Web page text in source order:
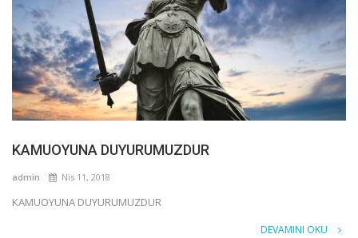
KAMUOYUNA DUYURUMUZDUR
admin Nis 11, 2018
KAMUOYUNA DUYURUMUZDUR
DEVAMINI OKU